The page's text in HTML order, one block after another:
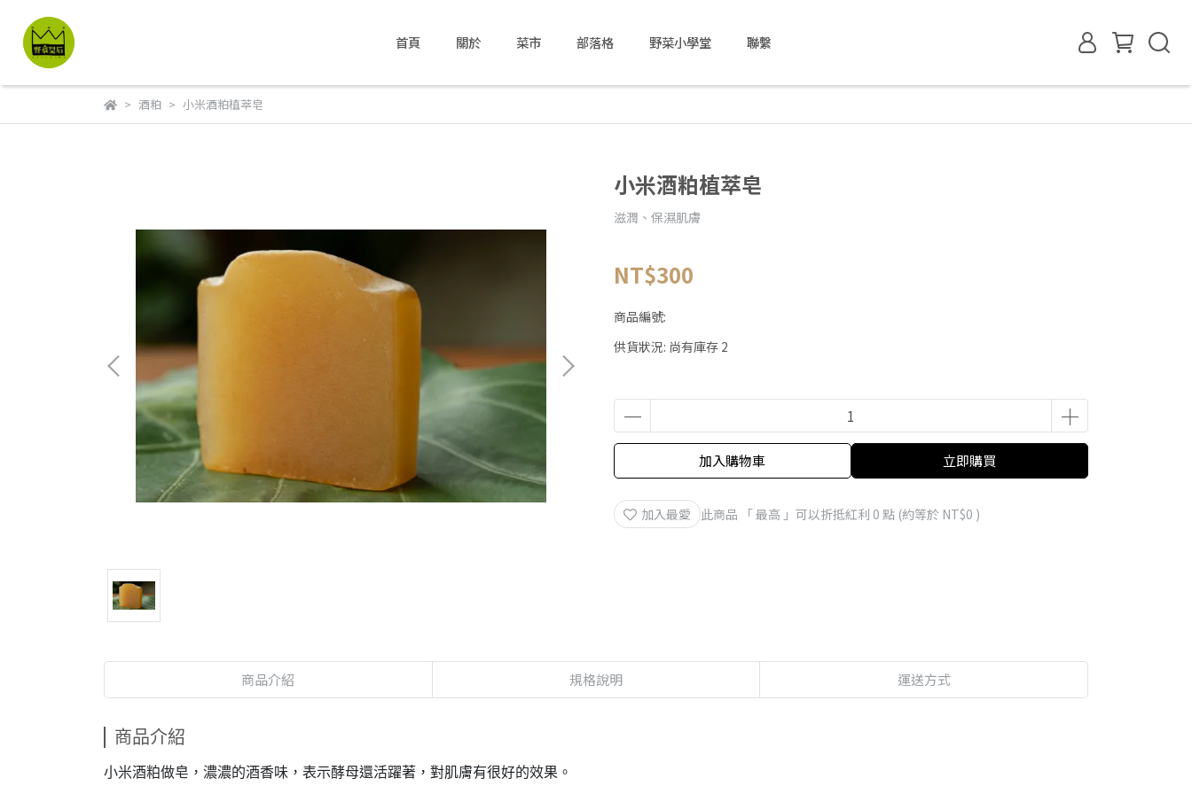
首頁 關於 菜市 部落格 野菜小學堂 聯繫
酒粕 小米酒粕植萃皂
小米酒粕植萃皂
滋潤、保濕肌膚
NT$300
商品編號:
供貨狀況: 尚有庫存 2
加入購物車 立即購買
加入最愛 此商品 「 最高 」可以折抵紅利 0 點 (約等於 NT$0 )
商品介紹 規格說明 運送方式
商品介紹
小米酒粕做皂，濃濃的酒香味，表示酵母還活躍著，對肌膚有很好的效果。